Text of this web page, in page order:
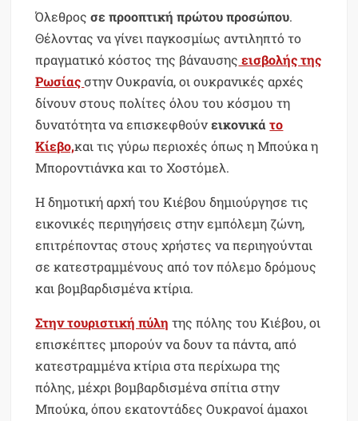
Όλεθροςσε προοπτική πρώτου προσώπου.
Θέλοντας να γίνει παγκοσμίως αντιληπτό το
πραγματικό κόστος της βάναυσης εισβολής της
Ρωσίαςστην Ουκρανία, οι ουκρανικές αρχές
δίνουν στους πολίτες όλου του κόσμου τη
δυνατότητα να επισκεφθούνεικονικάτο
Κίεβο,και τις γύρω περιοχές όπως η Μπούκα η
Μποροντιάνκα και το Χοστόμελ.
Η δημοτική αρχή του Κιέβου δημιούργησε τις
εικονικές περιηγήσεις στην εμπόλεμη ζώνη,
επιτρέποντας στους χρήστες να περιηγούνται
σε κατεστραμμένους από τον πόλεμο δρόμους
και βομβαρδισμένα κτίρια.
Στην τουριστική πύλη της πόλης του Κιέβου, οι
επισκέπτες μπορούν να δουν τα πάντα, από
κατεστραμμένα κτίρια στα περίχωρα της
πόλης, μέχρι βομβαρδισμένα σπίτια στην
Μπούκα, όπου εκατοντάδες Ουκρανοί άμαχοι